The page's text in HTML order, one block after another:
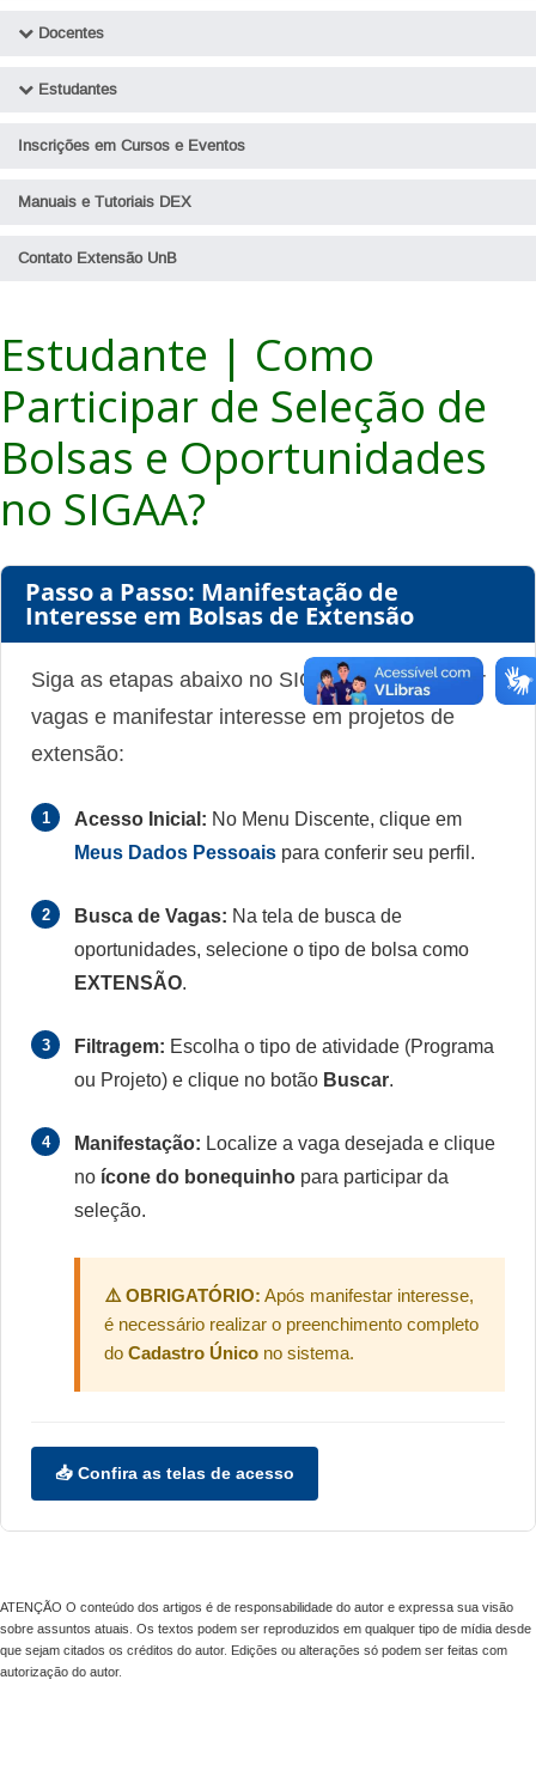
Docentes
Conheça o SIGAA - Sistema Integrado de Gestão de Atividades
Acadêmicas
Orientações para Trâmites de Ações de Extensão no SIGAA
Perguntas Frequentes - Docentes
Estudantes
Como participar de ações de Extensão?
Inscrições em Cursos e Eventos
Manuais e Tutoriais DEX
Contato Extensão UnB
Estudante | Como
Participar de Seleção de
Bolsas e Oportunidades
no SIGAA?
Passo a Passo: Manifestação de
Interesse em Bolsas de Extensão
Siga as etapas abaixo no SIGAA para consultar
vagas e manifestar interesse em projetos de
extensão:
1 Acesso Inicial: No Menu Discente, clique em
Meus Dados Pessoais para conferir seu perfil.
2 Busca de Vagas: Na tela de busca de
oportunidades, selecione o tipo de bolsa como
EXTENSÃO.
3 Filtragem: Escolha o tipo de atividade (Programa
ou Projeto) e clique no botão Buscar.
4 Manifestação: Localize a vaga desejada e clique
no ícone do bonequinho para participar da
seleção.
⚠️ OBRIGATÓRIO: Após manifestar interesse,
é necessário realizar o preenchimento completo
do Cadastro Único no sistema.
📥 Confira as telas de acesso
ATENÇÃO O conteúdo dos artigos é de responsabilidade do autor e expressa sua visão
sobre assuntos atuais. Os textos podem ser reproduzidos em qualquer tipo de mídia desde
que sejam citados os créditos do autor. Edições ou alterações só podem ser feitas com
autorização do autor.